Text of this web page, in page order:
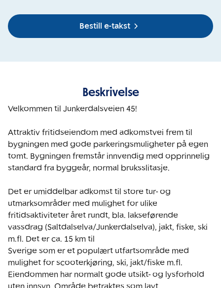
Bestill e-takst
Beskrivelse
Velkommen til Junkerdalsveien 45!
Attraktiv fritidseiendom med adkomstvei frem til
bygningen med gode parkeringsmuligheter på egen
tomt. Bygningen fremstår innvendig med opprinnelig
standard fra byggeår, normal bruksslitasje.
Det er umiddelbar adkomst til store tur- og
utmarksområder med mulighet for ulike
fritidsaktiviteter året rundt, bla. lakseførende
vassdrag (Saltdalselva/Junkerdalselva), jakt, fiske, ski
m.fl. Det er ca. 15 km til
Sverige som er et populært utfartsområde med
mulighet for scooterkjøring, ski, jakt/fiske m.fl.
Eiendommen har normalt gode utsikt- og lysforhold